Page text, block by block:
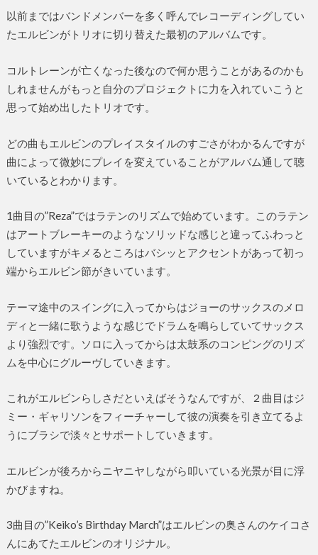
以前まではバンドメンバーを多く呼んでレコーディングしてい
たエルビンがトリオに切り替えた最初のアルバムです。
コルトレーンが亡くなった後なので何か思うことがあるのかも
しれませんがもっと自分のプロジェクトに力を入れていこうと
思って始め出したトリオです。
どの曲もエルビンのプレイスタイルのすごさがわかるんですが
曲によって微妙にプレイを変えていることがアルバム通して聴
いているとわかります。
1曲目の”Reza”ではラテンのリズムで始めています。このラテン
はアートブレーキーのようなソリッドな感じと違ってふわっと
していますがキメるところはバシッとアクセントがあって初っ
端からエルビン節がきいています。
テーマ途中のスイングに入ってからはジョーのサックスのメロ
ディと一緒に歌うような感じでドラムを鳴らしていてサックス
より強烈です。ソロに入ってからは太鼓系のコンピングのリズ
ムを中心にグルーヴしていきます。
これがエルビンらしさだといえばそうなんですが、２曲目はジ
ミー・ギャリソンをフィーチャーして彼の演奏を引き立てるよ
うにブラシで淡々とサポートしていきます。
エルビンが後ろからニヤニヤしながら叩いている光景が目に浮
かびますね。
3曲目の”Keiko’s Birthday March”はエルビンの奥さんのケイコさ
んにあてたエルビンのオリジナル。